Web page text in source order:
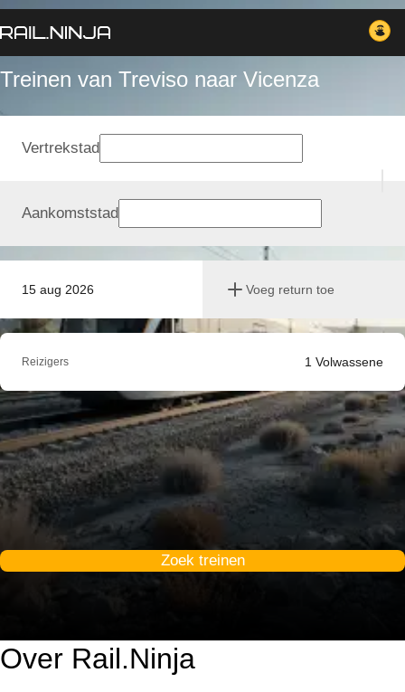
Treinen van Treviso naar Vicenza
15 aug 2026 Voeg return toe
Vertrekstad
Aankomststad
Reizigers 1 Volwassene
Zoek treinen
Over Rail.Ninja